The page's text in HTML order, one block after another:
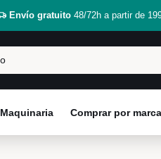
Envío gratuito48/72h a partir de
Maquinaria Comprar por